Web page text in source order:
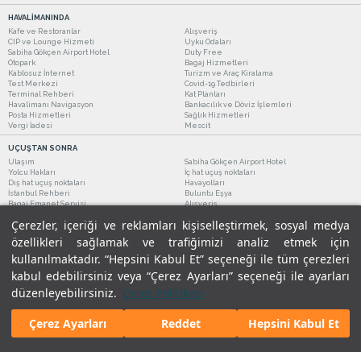
Çerezler, içeriği ve reklamları kişiselleştirmek, sosyal medya
özellikleri sağlamak ve trafiğimizi analiz etmek için
kullanılmaktadır. “Hepsini Kabul Et” seçeneği ile tüm çerezleri
kabul edebilirsiniz veya “Çerez Ayarları” seçeneği ile ayarları
düzenleyebilirsiniz. Çerez Politikası
Çerez Ayarları
Reddet Hepsini Kabul Et
HAVALİMANINDA
Kafe ve Restoranlar
Alışveriş
CIP ve Lounge Hizmeti
Uyku Odaları
Sabiha Gökçen Airport Hotel
Duty Free
Otopark
Bagaj Hizmetleri
Kablosuz İnternet
Turizm ve Araç Kiralama
Test Merkezi
Covid-19 Tedbirleri
Terminal Rehberi
Kat Planları
Havalimanı Navigasyon
Bankacılık ve Döviz İşlemleri
Posta Hizmetleri
Sağlık Hizmetleri
Vergi İadesi
Mescit
UÇUŞTAN SONRA
Ulaşım
Sabiha Gökçen Airport Hotel
Yolcu Hakları
İç hat uçuş noktaları
Dış hat uçuş noktaları
Havayolları
İstanbul Rehberi
Buluntu Eşya
Bagaj Emanet Servisi
Alışveriş
Yasal Uyarılar Çerez Politikamız Gizlilik Taahhüdümüz |